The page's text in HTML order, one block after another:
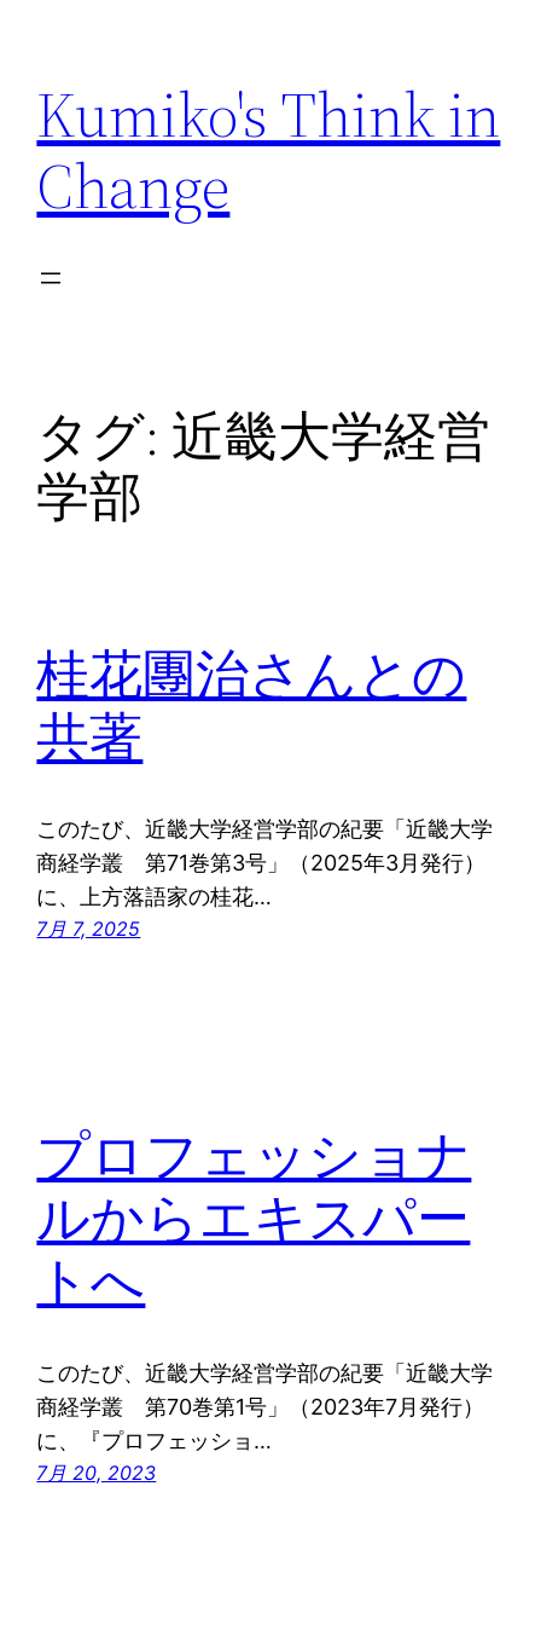
Kumiko's Think in
Change
タグ: 近畿大学経営
学部
桂花團治さんとの
共著
このたび、近畿大学経営学部の紀要「近畿大学
商経学叢 第71巻第3号」（2025年3月発行）
に、上方落語家の桂花…
7月 7, 2025
プロフェッショナ
ルからエキスパー
トへ
このたび、近畿大学経営学部の紀要「近畿大学
商経学叢 第70巻第1号」（2023年7月発行）
に、『プロフェッショ…
7月 20, 2023